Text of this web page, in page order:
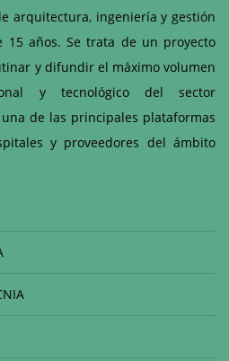
arquitectura, ingeniería y gestión
15 años. Se trata de un proyecto
y difundir el máximo volumen
y tecnológico del sector
de las principales plataformas
y proveedores del ámbito